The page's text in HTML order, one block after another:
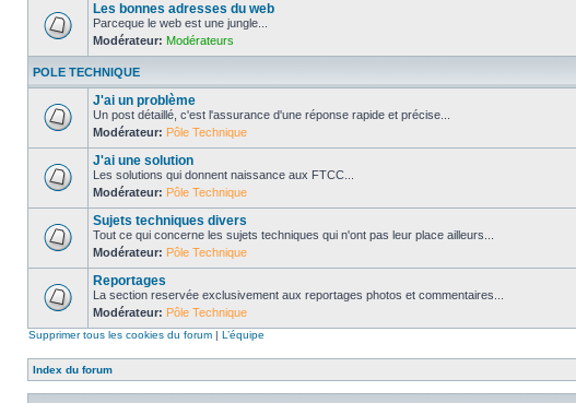
Les bonnes adresses du web
Parceque le web est une jungle...
Modérateur: Modérateurs
POLE TECHNIQUE
J'ai un problème
Un post détaillé, c'est l'assurance d'une réponse rapide et précise...
Modérateur: Pôle Technique
J'ai une solution
Les solutions qui donnent naissance aux FTCC...
Modérateur: Pôle Technique
Sujets techniques divers
Tout ce qui concerne les sujets techniques qui n'ont pas leur place ailleurs...
Modérateur: Pôle Technique
Reportages
La section reservée exclusivement aux reportages photos et commentaires...
Modérateur: Pôle Technique
Supprimer tous les cookies du forum | L’équipe
Index du forum